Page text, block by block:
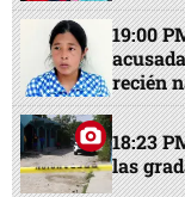
19:00
recién
18:23
las